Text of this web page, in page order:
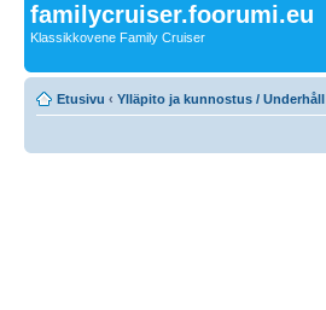
familycruiser.foorumi.eu
Klassikkovene Family Cruiser
Etusivu ‹ Ylläpito ja kunnostus / Underhåll